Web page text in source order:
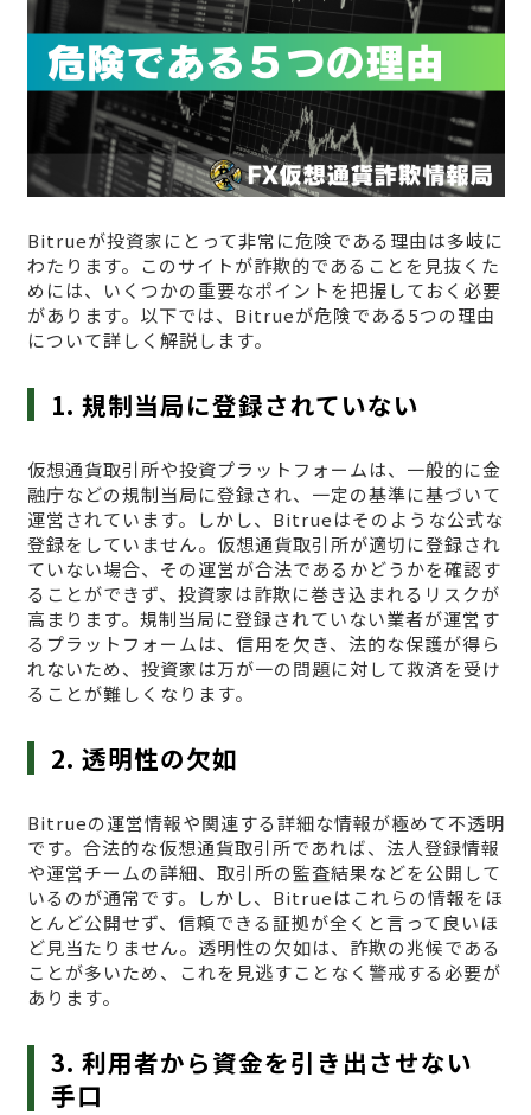
Bitrueが投資家にとって非常に危険である理由は多岐に
わたります。このサイトが詐欺的であることを見抜くた
めには、いくつかの重要なポイントを把握しておく必要
があります。以下では、Bitrueが危険である5つの理由
について詳しく解説します。
1. 規制当局に登録されていない
仮想通貨取引所や投資プラットフォームは、一般的に金
融庁などの規制当局に登録され、一定の基準に基づいて
運営されています。しかし、Bitrueはそのような公式な
登録をしていません。仮想通貨取引所が適切に登録され
ていない場合、その運営が合法であるかどうかを確認す
ることができず、投資家は詐欺に巻き込まれるリスクが
高まります。規制当局に登録されていない業者が運営す
るプラットフォームは、信用を欠き、法的な保護が得ら
れないため、投資家は万が一の問題に対して救済を受け
ることが難しくなります。
2. 透明性の欠如
Bitrueの運営情報や関連する詳細な情報が極めて不透明
です。合法的な仮想通貨取引所であれば、法人登録情報
や運営チームの詳細、取引所の監査結果などを公開して
いるのが通常です。しかし、Bitrueはこれらの情報をほ
とんど公開せず、信頼できる証拠が全くと言って良いほ
ど見当たりません。透明性の欠如は、詐欺の兆候である
ことが多いため、これを見逃すことなく警戒する必要が
あります。
3. 利用者から資金を引き出させない
手口